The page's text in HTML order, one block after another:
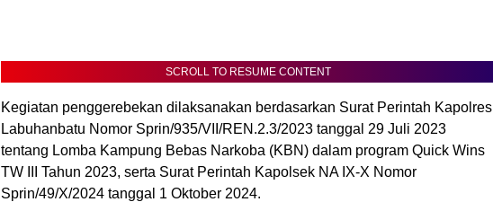
SCROLL TO RESUME CONTENT
Kegiatan penggerebekan dilaksanakan berdasarkan Surat Perintah Kapolres
Labuhanbatu Nomor Sprin/935/VII/REN.2.3/2023 tanggal 29 Juli 2023
tentang Lomba Kampung Bebas Narkoba (KBN) dalam program Quick Wins
TW III Tahun 2023, serta Surat Perintah Kapolsek NA IX-X Nomor
Sprin/49/X/2024 tanggal 1 Oktober 2024.